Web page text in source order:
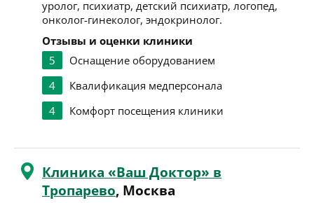
уролог, психиатр, детский психиатр, логопед,
онколог-гинеколог, эндокринолог.
Отзывы и оценки клиники
5
Оснащение оборудованием
4
Квалификация медперсонала
4
Комфорт посещения клиники
Клиника «Ваш Доктор» в
Тропарево, Москва